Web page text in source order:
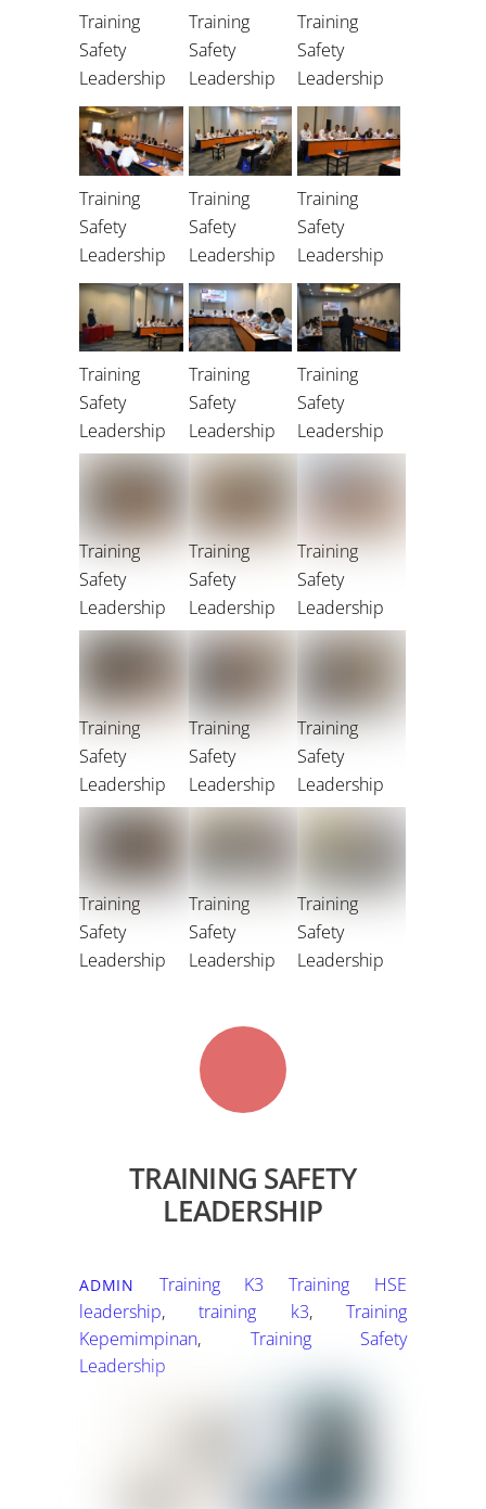
Training
Safety
Leadership
Training
Safety
Leadership
Training
Safety
Leadership
Training
Safety
Leadership
Training
Safety
Leadership
Training
Safety
Leadership
Training
Safety
Leadership
Training
Safety
Leadership
Training
Safety
Leadership
Training
Safety
Leadership
Training
Safety
Leadership
Training
Safety
Leadership
Training
Safety
Leadership
Training
Safety
Leadership
Training
Safety
Leadership
Training
Safety
Leadership
Training
Safety
Leadership
Training
Safety
Leadership
TRAINING SAFETY
LEADERSHIP
ADMIN Training K3
Training HSE
leadership,training k3, Training
Kepemimpinan, Training Safety
Leadership